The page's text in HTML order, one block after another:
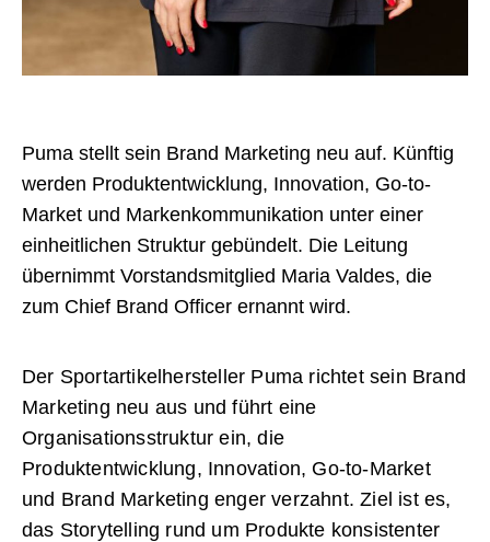
Puma stellt sein Brand Marketing neu auf. Künftig
werden Produktentwicklung, Innovation, Go-to-
Market und Markenkommunikation unter einer
einheitlichen Struktur gebündelt. Die Leitung
übernimmt Vorstandsmitglied Maria Valdes, die
zum Chief Brand Officer ernannt wird.
Der Sportartikelhersteller Puma richtet sein Brand
Marketing neu aus und führt eine
Organisationsstruktur ein, die
Produktentwicklung, Innovation, Go-to-Market
und Brand Marketing enger verzahnt. Ziel ist es,
das Storytelling rund um Produkte konsistenter